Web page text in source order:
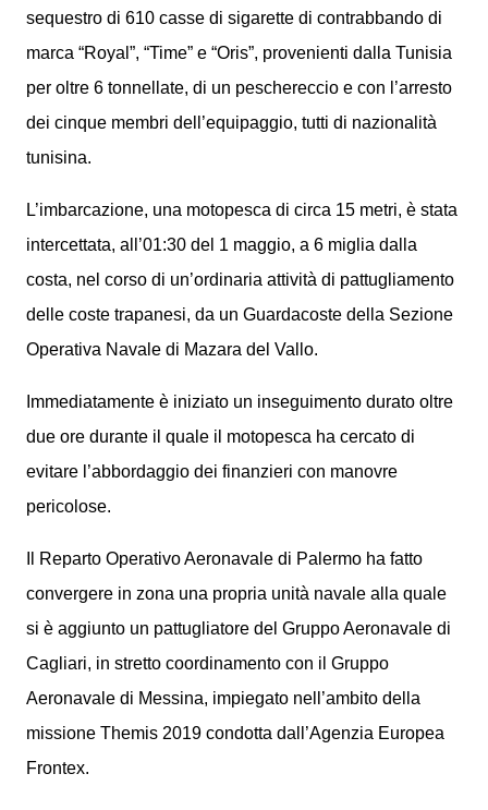
sequestro di 610 casse di sigarette di contrabbando di
marca “Royal”, “Time” e “Oris”, provenienti dalla Tunisia
per oltre 6 tonnellate, di un peschereccio e con l’arresto
dei cinque membri dell’equipaggio, tutti di nazionalità
tunisina.
L’imbarcazione, una motopesca di circa 15 metri, è stata
intercettata, all’01:30 del 1 maggio, a 6 miglia dalla
costa, nel corso di un’ordinaria attività di pattugliamento
delle coste trapanesi, da un Guardacoste della Sezione
Operativa Navale di Mazara del Vallo.
Immediatamente è iniziato un inseguimento durato oltre
due ore durante il quale il motopesca ha cercato di
evitare l’abbordaggio dei finanzieri con manovre
pericolose.
Il Reparto Operativo Aeronavale di Palermo ha fatto
convergere in zona una propria unità navale alla quale
si è aggiunto un pattugliatore del Gruppo Aeronavale di
Cagliari, in stretto coordinamento con il Gruppo
Aeronavale di Messina, impiegato nell’ambito della
missione Themis 2019 condotta dall’Agenzia Europea
Frontex.